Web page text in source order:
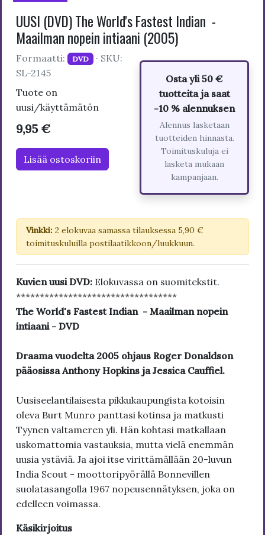
UUSI (DVD) The World's Fastest Indian -
Maailman nopein intiaani (2005)
Formaatti: DVD · SKU:
SL-2145
Tuote on
uusi/käyttämätön
9,95 €
Lisää ostoskoriin
Osta yli 50 €
tuotteita ja saat
-10 % alennuksen
Alennus lasketaan
tuotteiden hinnasta.
Toimituskuluja ei
lasketa mukaan
kampanjaan.
Vinkki: 2 elokuvaa samassa tilauksessa 5,90 €
toimituskuluilla postilaatikkoon/luukkuun.
Kuvien uusi DVD: Elokuvassa on suomitekstit.
**********************************
The World's Fastest Indian - Maailman nopein
intiaani - DVD
Draama vuodelta 2005 ohjaus Roger Donaldson
pääosissa Anthony Hopkins ja Jessica Cauffiel.
Uusiseelantilaisesta pikkukaupungista kotoisin
oleva Burt Munro panttasi kotinsa ja matkusti
Tyynen valtameren yli. Hän kohtasi matkallaan
uskomattomia vastauksia, mutta vielä enemmän
uusia ystäviä. Ja ajoi itse virittämällään 20-luvun
India Scout - moottoripyörällä Bonnevillen
suolatasangolla 1967 nopeusennätyksen, joka on
edelleen voimassa.
Käsikirjoitus